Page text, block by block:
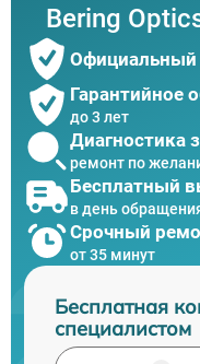
Bering
Официальный
Гарантийное
до 3 лет
Диагностика
ремонт по
Бесплатный
в день
Срочный
от 35 минут
Бесплатная
специалистом